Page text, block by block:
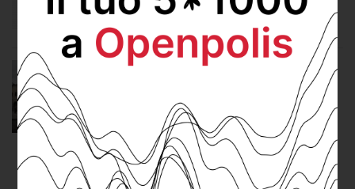
Lunedì 20 Maggio 2019
Sciolti 18 nuovi comuni, quasi tutti
Lunedì 7 Dicembre 2020